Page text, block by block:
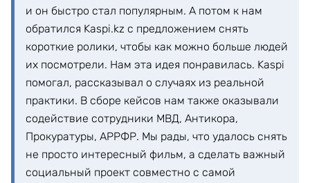
и он быстро стал популярным. А потом к нам
обратился Kaspi.kz с предложением снять
короткие ролики, чтобы как можно больше людей
их посмотрели. Нам эта идея понравилась. Kaspi
помогал, рассказывал о случаях из реальной
практики. В сборе кейсов нам также оказывали
содействие сотрудники МВД, Антикора,
Прокуратуры, АРРФР. Мы рады, что удалось снять
не просто интересный фильм, а сделать важный
социальный проект совместно с самой